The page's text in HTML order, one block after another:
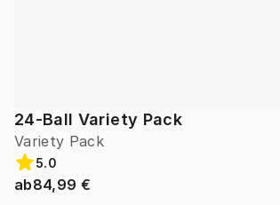
24-Ball Variety Pack
Variety Pack
5.0
ab84,99 €